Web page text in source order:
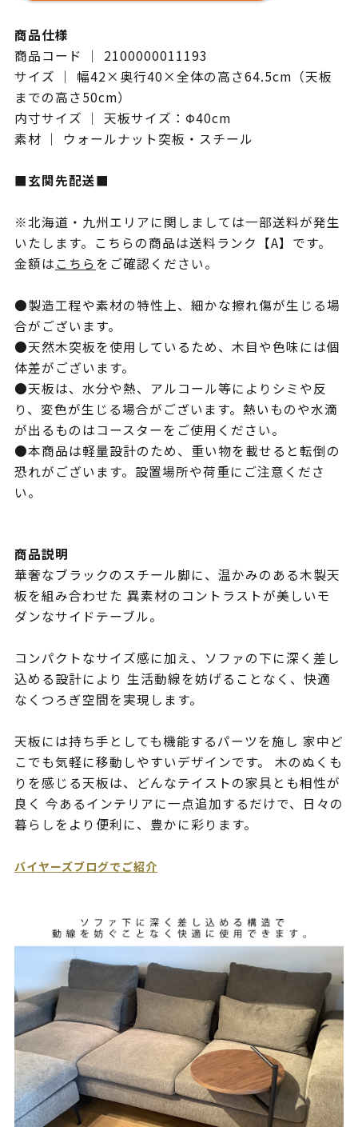
商品仕様
商品コード ｜ 2100000011193
サイズ ｜ 幅42×奥行40×全体の高さ64.5cm（天板
までの高さ50cm）
内寸サイズ ｜ 天板サイズ：Φ40cm
素材 ｜ ウォールナット突板・スチール
■玄関先配送■
※北海道・九州エリアに関しましては一部送料が発生
いたします。こちらの商品は送料ランク【A】です。
金額はこちらをご確認ください。
●製造工程や素材の特性上、細かな擦れ傷が生じる場
合がございます。
●天然木突板を使用しているため、木目や色味には個
体差がございます。
●天板は、水分や熱、アルコール等によりシミや反
り、変色が生じる場合がございます。熱いものや水滴
が出るものはコースターをご使用ください。
●本商品は軽量設計のため、重い物を載せると転倒の
恐れがございます。設置場所や荷重にご注意くださ
い。
商品説明
華奢なブラックのスチール脚に、温かみのある木製天
板を組み合わせた 異素材のコントラストが美しいモ
ダンなサイドテーブル。
コンパクトなサイズ感に加え、ソファの下に深く差し
込める設計により 生活動線を妨げることなく、快適
なくつろぎ空間を実現します。
天板には持ち手としても機能するパーツを施し 家中ど
こでも気軽に移動しやすいデザインです。 木のぬくも
りを感じる天板は、どんなテイストの家具とも相性が
良く 今あるインテリアに一点追加するだけで、日々の
暮らしをより便利に、豊かに彩ります。
バイヤーズブログでご紹介